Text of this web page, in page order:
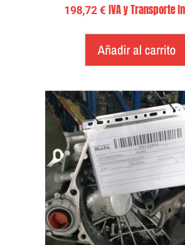
198,72€ IVA y Transporte
Añadir al carrito